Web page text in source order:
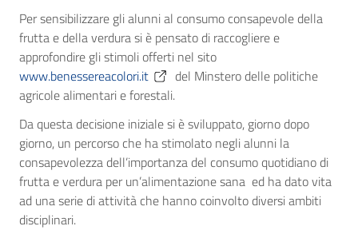
Per sensibilizzare gli alunni al consumo consapevole della
frutta e della verdura si è pensato di raccogliere e
approfondire gli stimoli offerti nel sito
www.benessereacolori.it
del Minstero delle politiche
agricole alimentari e forestali.
Da questa decisione iniziale si è sviluppato, giorno dopo
giorno, un percorso che ha stimolato negli alunni la
consapevolezza dell’importanza del consumo quotidiano di
frutta e verdura per un’alimentazione sana ed ha dato vita
ad una serie di attività che hanno coinvolto diversi ambiti
disciplinari.